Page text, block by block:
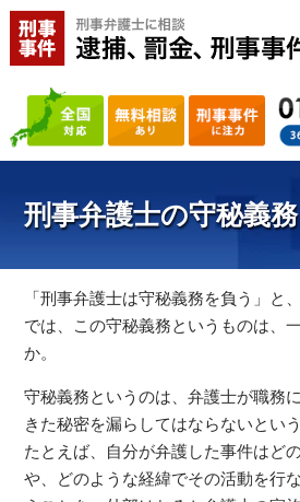
刑事弁護士の守秘義
「刑事弁護士は守秘義務を負う」と
では、この守秘義務というものは、
か。
守秘義務というのは、弁護士が職務
きた秘密を漏らしてはならないとい
たとえば、自分が弁護した事件はど
や、どのような経緯でその活動を行